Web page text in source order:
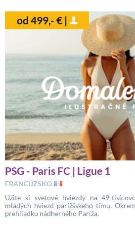
od 499,- € |
PSG - Paris FC | Ligue 1
FRANCÚZSKO
Užite si svetové hviezdy na 49-
mladých hviezd parížšskeho tímu.
prehliadku nádherného Paríža.